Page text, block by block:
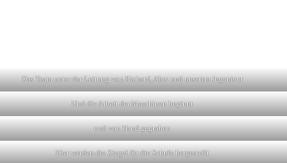
Das Team unter der Leitung von Richard, Alex und unserem Ingenieur
Und die Arbeit der Maschinen beginnt
und von Hand gegraben
Hier werden die Ziegel für die Schule hergestellt